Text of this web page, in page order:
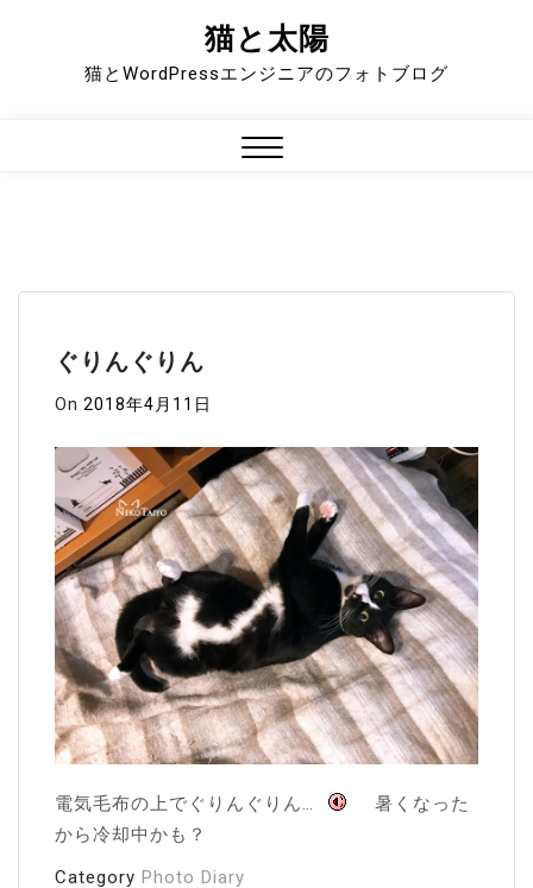
猫と太陽
猫とWordPressエンジニアのフォトブログ
ぐりんぐりん
On 2018年4月11日
電気毛布の上でぐりんぐりん…
暑くなった
から冷却中かも？
Category Photo Diary